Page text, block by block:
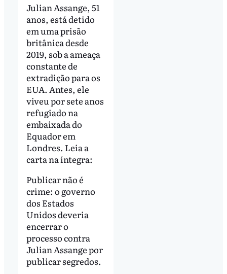
Julian Assange, 51
anos, está detido
em uma prisão
britânica desde
2019, sob a ameaça
constante de
extradição para os
EUA. Antes, ele
viveu por sete anos
refugiado na
embaixada do
Equador em
Londres. Leia a
carta na íntegra:
Publicar não é
crime: o governo
dos Estados
Unidos deveria
encerrar o
processo contra
Julian Assange por
publicar segredos.